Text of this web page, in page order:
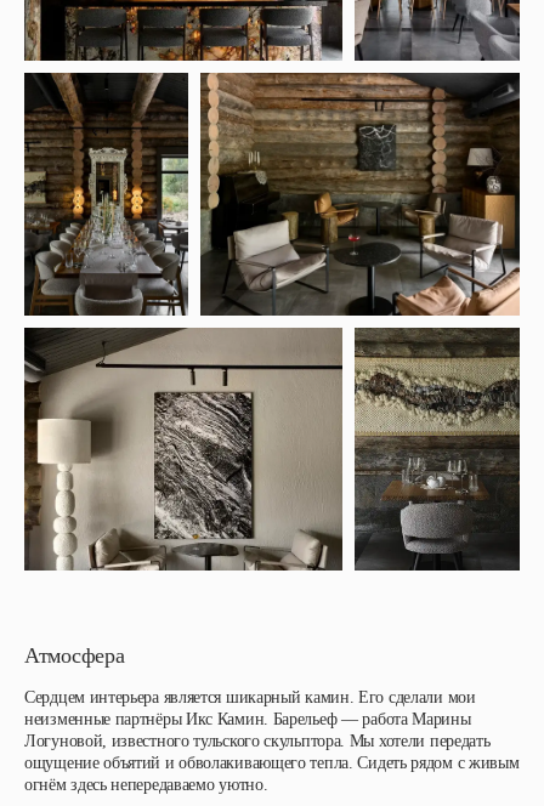
Атмосфера
Сердцем интерьера является шикарный камин. Его сделали мои
неизменные партнёры Икс Камин. Барельеф — работа Марины
Логуновой, известного тульского скульптора. Мы хотели передать
ощущение объятий и обволакивающего тепла. Сидеть рядом с живым
огнём здесь непередаваемо уютно.